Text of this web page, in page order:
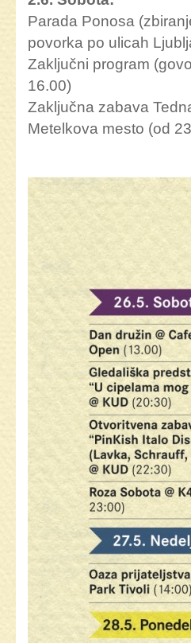
Parada Ponosa
povorka po ulicah
Zaključni program
16.00)
Zaključna zabava
Metelkova mesto (od